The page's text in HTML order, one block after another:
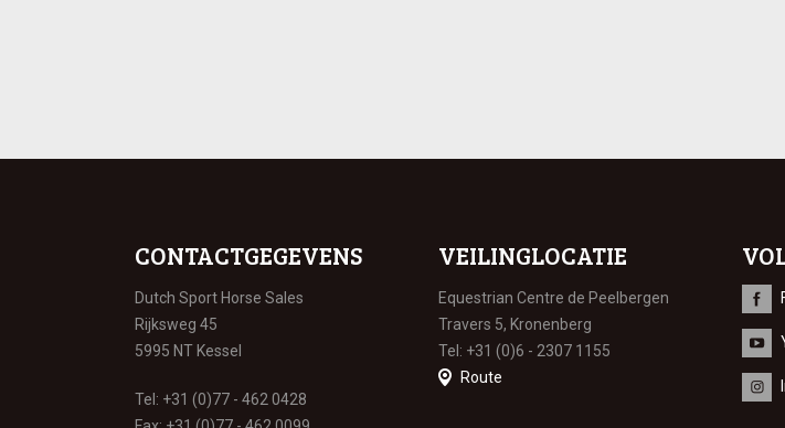
CONTACTGEGEVENS
Dutch Sport Horse Sales
Rijksweg 45
5995 NT Kessel
Tel: +31 (0)77 - 462 0428
VEILINGLOCATIE
Equestrian Centre de Peelbergen
Travers 5, Kronenberg
Tel: +31 (0)6 - 2307 1155
Route